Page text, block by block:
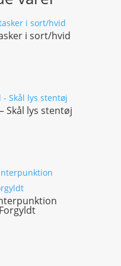
i sort/hvid
Skål lys stentøj